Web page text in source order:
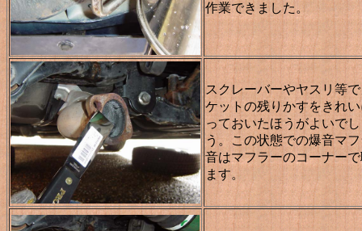
作業できました。
スクレーバーやヤスリ等
ケットの残りかすをきれ
っておいたほうがよいで
う。この状態での爆音マ
音はマフラーのコーナー
ます。